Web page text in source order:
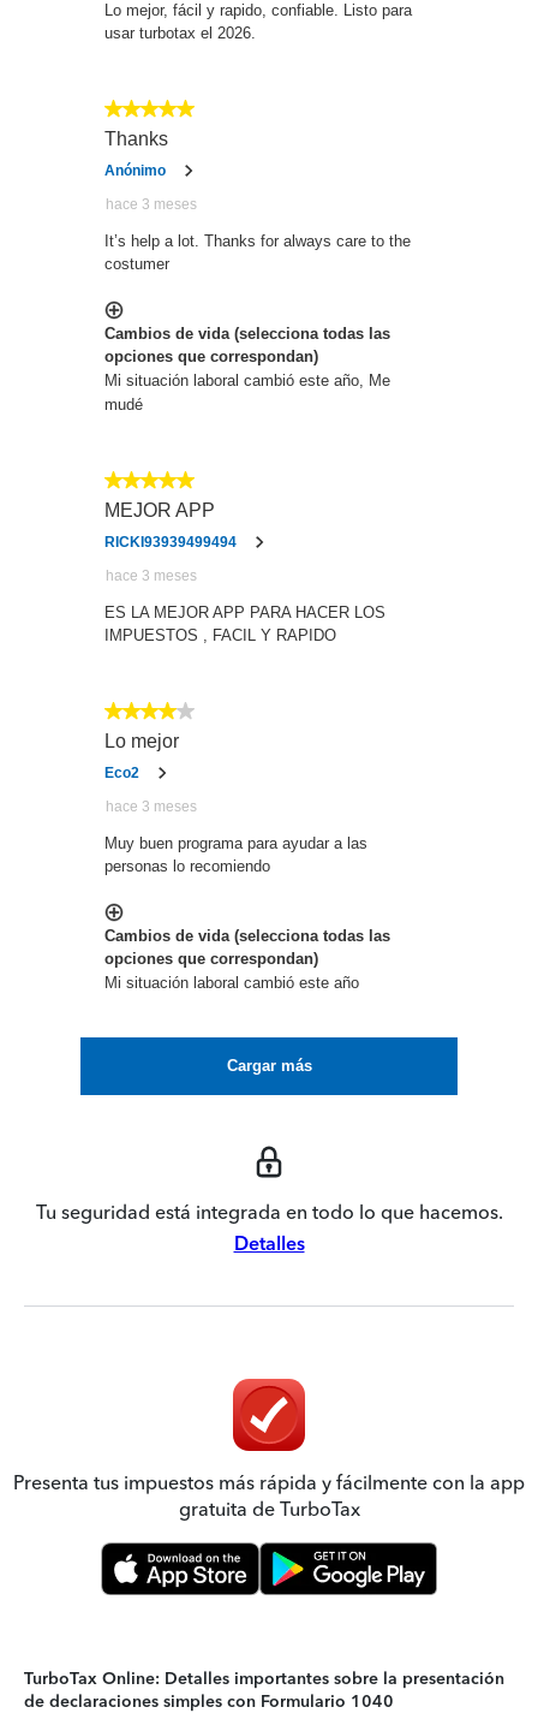
Tu seguridad está integrada en todo lo que hacemos.
Detalles
Presenta tus impuestos más rápida y fácilmente con la app
gratuita de TurboTax
TurboTax Online: Detalles importantes sobre la presentación
de declaraciones simples con Formulario 1040